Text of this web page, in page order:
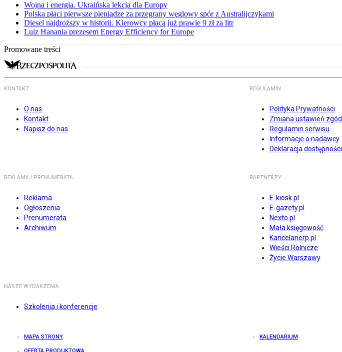
Wojna i energia. Ukraińska lekcja dla Europy
Polska płaci pierwsze pieniądze za przegrany węglowy spór z Australijczykami
Diesel najdroższy w historii. Kierowcy płacą już prawie 9 zł za litr
Luiz Hanania prezesem Energy Efficiency for Europe
Promowane treści
KONTAKT
O nas
Kontakt
Napisz do nas
REGULAMIN
Polityka Prywatności
Zmiana ustawień zgód
Regulamin serwisu
Informacje o nadawcy
Deklaracja dostępności
REKLAMA I PRENUMERATA
Reklama
Ogłoszenia
Prenumerata
Archiwum
PARTNERZY
E-kiosk.pl
E-gazety.pl
Nexto.pl
Mała księgowość
Kancelarierp.pl
Wieści Rolnicze
Życie Warszawy
NASZE WYDARZENIA
Szkolenia i konferencje
MAPA STRONY KALENDARIUM